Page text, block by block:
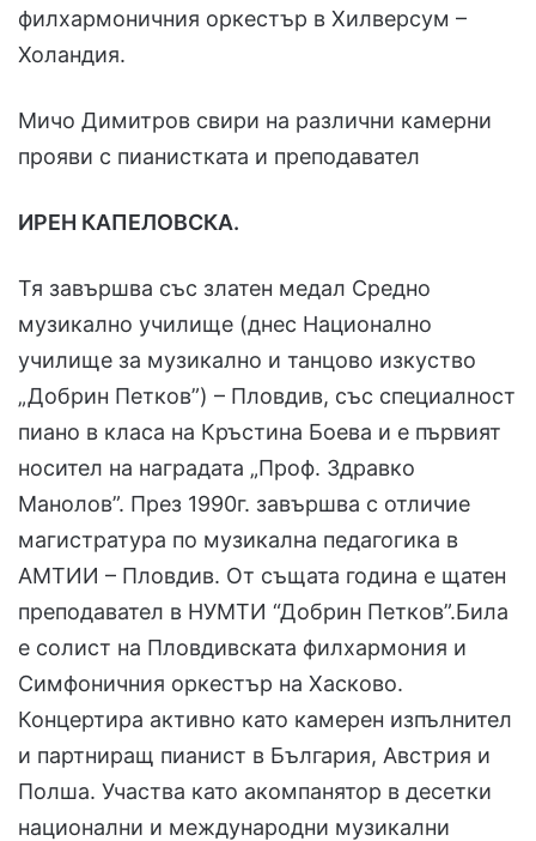
филхармоничния оркестър в Хилверсум –
Холандия.
Мичо Димитров свири на различни камерни
прояви с пианистката и преподавател
ИРЕН КАПЕЛОВСКА.
Тя завършва със златен медал Средно
музикално училище (днес Национално
училище за музикално и танцово изкуство
„Добрин Петков”) – Пловдив, със специалност
пиано в класа на Кръстина Боева и е първият
носител на наградата „Проф. Здравко
Манолов”. През 1990г. завършва с отличие
магистратура по музикална педагогика в
АМТИИ – Пловдив. От същата година е щатен
преподавател в НУМТИ “Добрин Петков”.Била
е солист на Пловдивската филхармония и
Симфоничния оркестър на Хасково.
Концертира активно като камерен изпълнител
и партниращ пианист в България, Австрия и
Полша. Участва като акомпанятор в десетки
национални и международни музикални